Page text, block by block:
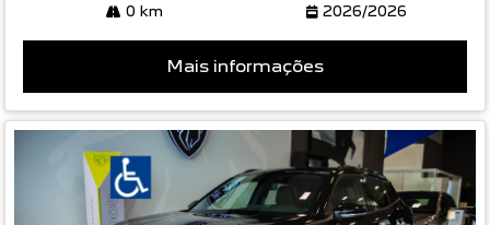
0 km 2026/2026
Mais informações